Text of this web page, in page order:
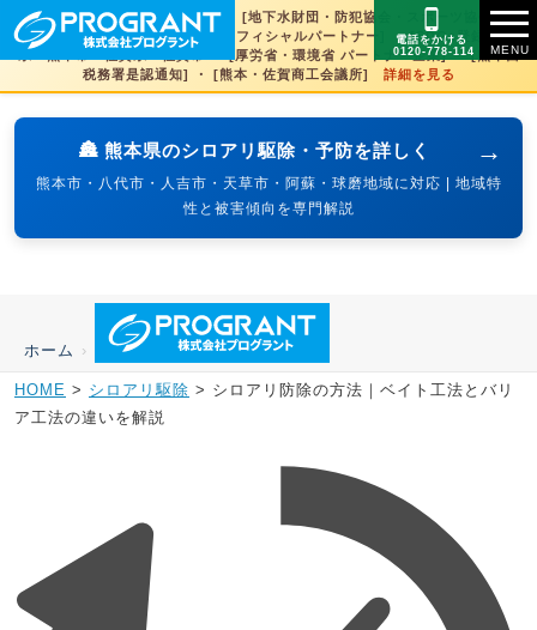
[文化財虫菌害研究所 賛助会員] ・ [地下水財団・防犯協会・スポーツ協会×3県
賛助] ・ [火の国サラマンダーズオフィシャルパートナー] ・ [SDGs登録] 熊本
県・熊本市・佐賀県・佐賀市 ・ [厚労省・環境省 パートナー企業] ・ [熊本西
税務署是認通知] ・ [熊本・佐賀商工会議所] 詳細を見る
→
🏯 熊本県のシロアリ駆除・予防を詳しく
熊本市・八代市・人吉市・天草市・阿蘇・球磨地域に対応 | 地域特
性と被害傾向を専門解説
電話をかける
0120-778-114
ホーム ›
HOME > シロアリ駆除 > シロアリ防除の方法｜ベイト工法とバリ
ア工法の違いを解説